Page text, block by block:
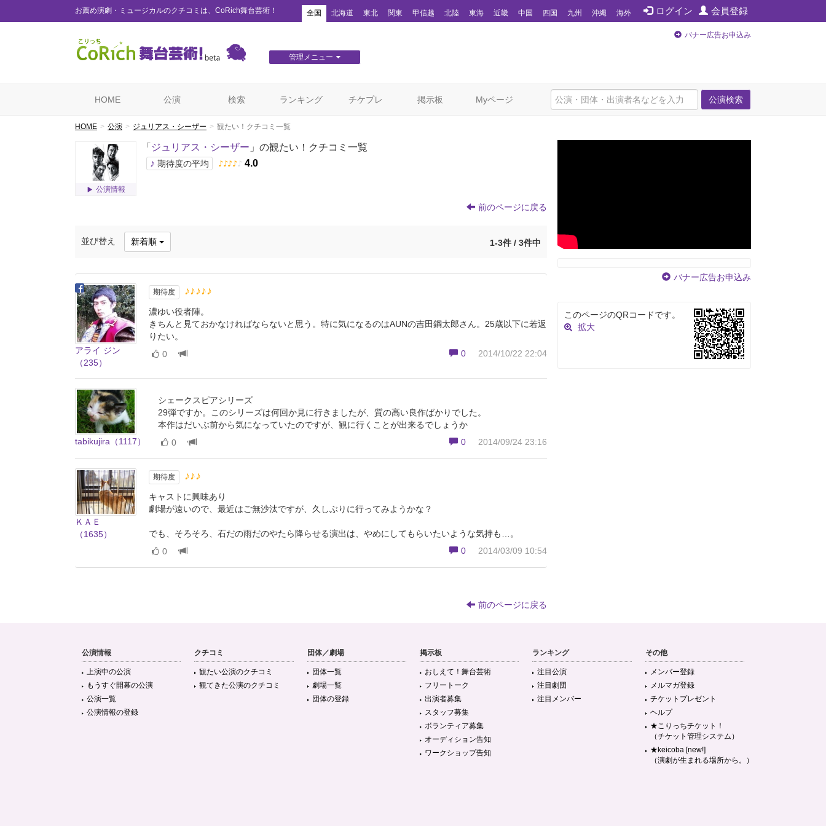
お薦め演劇・ミュージカルのクチコミは、CoRich舞台芸術！ ログイン 会員登録
全国 北海道 東北 関東 甲信越 北陸 東海 近畿 中国 四国 九州 沖縄 海外
管理メニュー
バナー広告お申込み
公演検索
HOME 公演 検索 ランキング チケプレ 掲示板 Myページ
HOME 公演 ジュリアス・シーザー 観たい！クチコミ一覧
公演情報
「 ジュリアス・シーザー 」の観たい！クチコミ一覧
♪ 期待度の平均 ♪ ♪ ♪ ♪ ♪ 4.0
前のページに戻る
並び替え 新着順 1-3件 / 3件中
アライ ジン
（235）
期待度 ♪♪♪♪♪
濃ゆい役者陣。
きちんと見ておかなければならないと思う。特に気になるのはAUNの吉田鋼太郎さん。25歳以下に若返
りたい。
0
2014/10/22 22:04
0
tabikujira（1117）
シェークスピアシリーズ
29弾ですか。このシリーズは何回か見に行きましたが、質の高い良作ばかりでした。
本作はだいぶ前から気になっていたのですが、観に行くことが出来るでしょうか
0
2014/09/24 23:16
0
ＫＡＥ
（1635）
期待度 ♪♪♪
キャストに興味あり
劇場が遠いので、最近はご無沙汰ですが、久しぶりに行ってみようかな？
でも、そろそろ、石だの雨だのやたら降らせる演出は、やめにしてもらいたいような気持も…。
0
2014/03/09 10:54
0
前のページに戻る
バナー広告お申込み
このページのQRコードです。
拡大
公演情報
上演中の公演
もうすぐ開幕の公演
公演一覧
公演情報の登録
クチコミ
観たい公演のクチコミ
観てきた公演のクチコミ
団体／劇場
団体一覧
劇場一覧
団体の登録
掲示板
おしえて！舞台芸術
フリートーク
出演者募集
スタッフ募集
ボランティア募集
オーディション告知
ワークショップ告知
ランキング
注目公演
注目劇団
注目メンバー
その他
メンバー登録
メルマガ登録
チケットプレゼント
ヘルプ
★こりっちチケット！
（チケット管理システム）
★keicoba [new!]
（演劇が生まれる場所から。）